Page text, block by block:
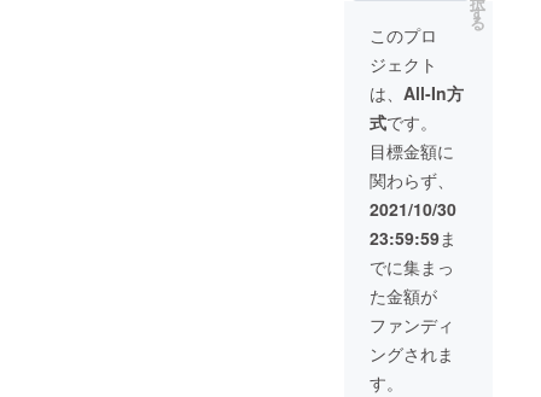
予約と
なりま
す。
※予約の
員番号
必須と
なりま
す ※
入店時
に本人
確認と
会員
カード
の持参
が必須
となり
ます
年会
新料な
どは一
りませ
ん。
・有
効期
限：
11月1
日〜
11月1日
会員券
限：
ていた
す。 2.
５品
コース
選考予
約（６
０００
円の
コース
ます）
(カル
パッ
チョ、
馬タン
スモー
ク、、
未定で
す。 1.
会員権
（10,00
0円相
当）
（1）当
店が利
用可能
になる
権利 会
員券有
効期
限：
2021年
11月1
日〜
2022年
す
る
このプロ
ジェクト
は、 All-In方
式です。
目標金額に
関わらず、
2021/10/30
23:59:59ま
でに集まっ
た金額が
ファンディ
ングされま
す。